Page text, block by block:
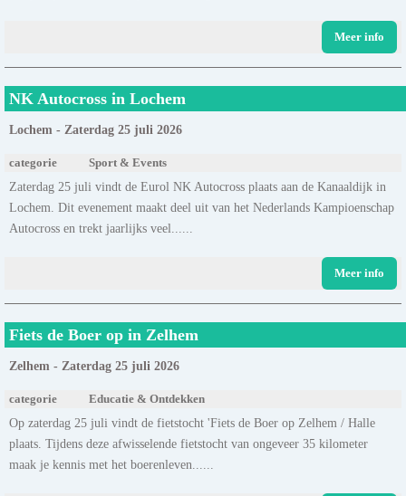
Meer info
NK Autocross in Lochem
Lochem - Zaterdag 25 juli 2026
categorie Sport & Events
Zaterdag 25 juli vindt de Eurol NK Autocross plaats aan de Kanaaldijk in
Lochem. Dit evenement maakt deel uit van het Nederlands Kampioenschap
Autocross en trekt jaarlijks veel......
Meer info
Fiets de Boer op in Zelhem
Zelhem - Zaterdag 25 juli 2026
categorie Educatie & Ontdekken
Op zaterdag 25 juli vindt de fietstocht 'Fiets de Boer op Zelhem / Halle
plaats. Tijdens deze afwisselende fietstocht van ongeveer 35 kilometer
maak je kennis met het boerenleven......